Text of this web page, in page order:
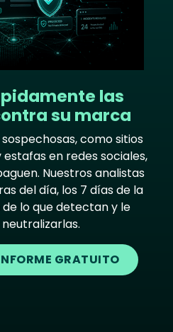
las
su marca
como sitios
en redes sociales,
Nuestros analistas
del día, los 7 días de la
lo que detectan y le
GRATUITO